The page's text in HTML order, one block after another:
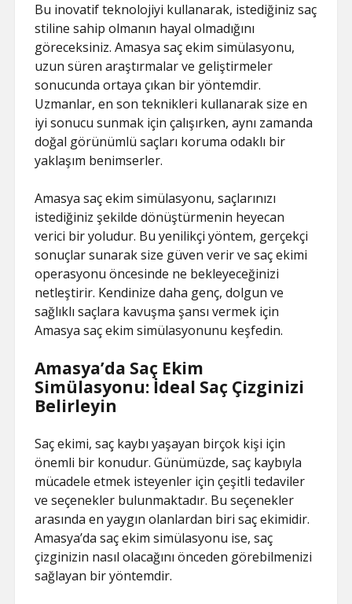
Bu inovatif teknolojiyi kullanarak, istediğiniz saç
stiline sahip olmanın hayal olmadığını
göreceksiniz. Amasya saç ekim simülasyonu,
uzun süren araştırmalar ve geliştirmeler
sonucunda ortaya çıkan bir yöntemdir.
Uzmanlar, en son teknikleri kullanarak size en
iyi sonucu sunmak için çalışırken, aynı zamanda
doğal görünümlü saçları koruma odaklı bir
yaklaşım benimserler.
Amasya saç ekim simülasyonu, saçlarınızı
istediğiniz şekilde dönüştürmenin heyecan
verici bir yoludur. Bu yenilikçi yöntem, gerçekçi
sonuçlar sunarak size güven verir ve saç ekimi
operasyonu öncesinde ne bekleyeceğinizi
netleştirir. Kendinize daha genç, dolgun ve
sağlıklı saçlara kavuşma şansı vermek için
Amasya saç ekim simülasyonunu keşfedin.
Amasya’da Saç Ekim
Simülasyonu: İdeal Saç Çizginizi
Belirleyin
Saç ekimi, saç kaybı yaşayan birçok kişi için
önemli bir konudur. Günümüzde, saç kaybıyla
mücadele etmek isteyenler için çeşitli tedaviler
ve seçenekler bulunmaktadır. Bu seçenekler
arasında en yaygın olanlardan biri saç ekimidir.
Amasya’da saç ekim simülasyonu ise, saç
çizginizin nasıl olacağını önceden görebilmenizi
sağlayan bir yöntemdir.